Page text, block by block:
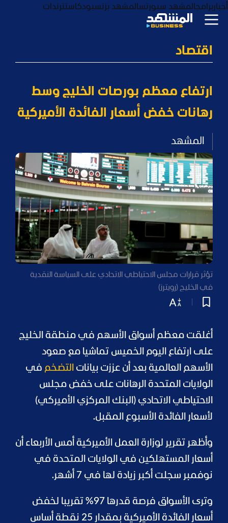
أخباربرامجالمشهد سبورتسالمشهد بزنسبودكاستترندات
اقتصاد
ارتفاع معظم بورصات الخليج وسط
رهانات خفض أسعار الفائدة الأميركية
المشهد
تؤثر قرارات مجلس الاحتياطي الاتحادي على السياسة النقدية
في الخليج (رويترز)
أغلقت معظم أسواق الأسهم في منطقة الخليج
على ارتفاع اليوم الخميس تماشيا مع صعود
الأسهم العالمية بعد أن عززت بيانات التضخم في
الولايات المتحدة الرهانات على خفض مجلس
الاحتياطي الاتحادي (البنك المركزي الأميركي)
لأسعار الفائدة الأسبوع المقبل.
وأظهر تقرير لوزارة العمل الأميركية أمس الأربعاء أن
أسعار المستهلكين في الولايات المتحدة في
نوفمبر سجلت أكبر زيادة لها في 7 أشهر.
وترى الأسواق فرصة قدرها 97% تقريبا لخفض
أسعار الفائدة الأميركية بمقدار 25 نقطة أساس